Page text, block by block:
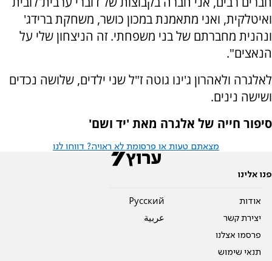
ואיטלקית, ואני מתאמנת במכון כושר, משחקת ברידג'
ונהנית מחברתם של בני משפחתי. זה הניצחון שלי על
הנאצים".
לאלגרה ולאהרון ג'ינו גוטה ז"ל שני ילדים, שלושה נכדים
ושישה נינים.
סיפור חייה של אלגרה מאת 'יד ושם'
מצאתם טעות או פרסומת לא ראויה? דווחו לנו
פנו אלינו
אודות
יצירת קשר
פרסמו אצלנו
תנאי שימוש
Pусский
عربية